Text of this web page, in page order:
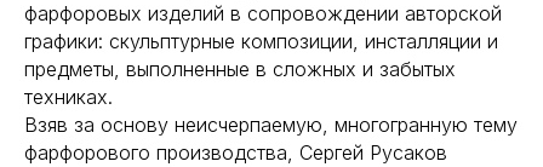
фарфоровых изделий в сопровождении авторской
графики: скульптурные композиции, инсталляции и
предметы, выполненные в сложных и забытых
техниках.
Взяв за основу неисчерпаемую, многогранную тему
фарфорового производства, Сергей Русаков